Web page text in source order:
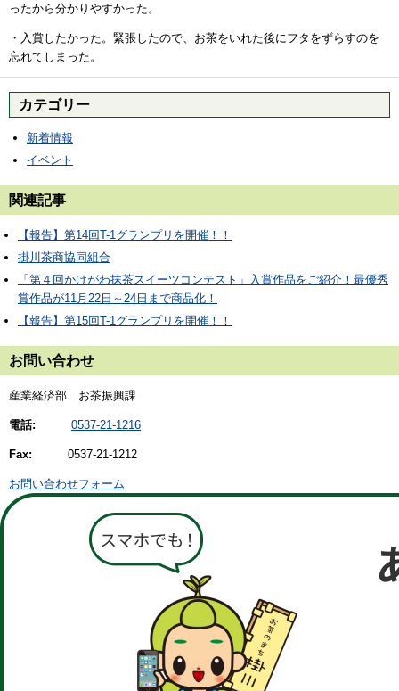
ったから分かりやすかった。
・入賞したかった。緊張したので、お茶をいれた後にフタをずらすのを
忘れてしまった。
カテゴリー
新着情報
イベント
関連記事
【報告】第14回T-1グランプリを開催！！
掛川茶商協同組合
「第４回かけがわ抹茶スイーツコンテスト」入賞作品をご紹介！最優秀
賞作品が11月22日～24日まで商品化！
【報告】第15回T-1グランプリを開催！！
お問い合わせ
産業経済部 お茶振興課
電話: 0537-21-1216
Fax: 0537-21-1212
お問い合わせフォーム